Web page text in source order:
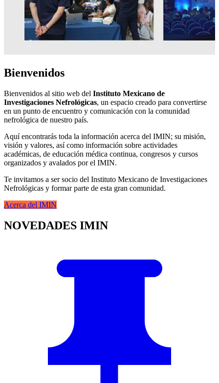
Bienvenidos
Bienvenidos al sitio web del Instituto Mexicano de
Investigaciones Nefrológicas, un espacio creado para convertirse
en un punto de encuentro y comunicación con la comunidad
nefrológica de nuestro país.
Aquí encontrarás toda la información acerca del IMIN; su misión,
visión y valores, así como información sobre actividades
académicas, de educación médica continua, congresos y cursos
organizados y avalados por el IMIN.
Te invitamos a ser socio del Instituto Mexicano de Investigaciones
Nefrológicas y formar parte de esta gran comunidad.
Acerca del IMIN
NOVEDADES IMIN